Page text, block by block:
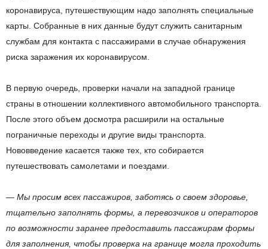
коронавируса, путешествующим надо заполнять специальные
карты. Собранные в них данные будут служить санитарным
службам для контакта с пассажирами в случае обнаружения
риска заражения их коронавирусом.
В первую очередь, проверки начали на западной границе
страны в отношении коллективного автомобильного транспорта.
После этого объем досмотра расширили на остальные
пограничные переходы и другие виды транспорта.
Нововведение касается также тех, кто собирается
путешествовать самолетами и поездами.
— Мы просим всех пассажиров, заботясь о своем здоровье,
тщательно заполнять формы, а перевозчиков и операторов
по возможности заранее предоставить пассажирам формы
для заполнения, чтобы проверка на границе могла проходить